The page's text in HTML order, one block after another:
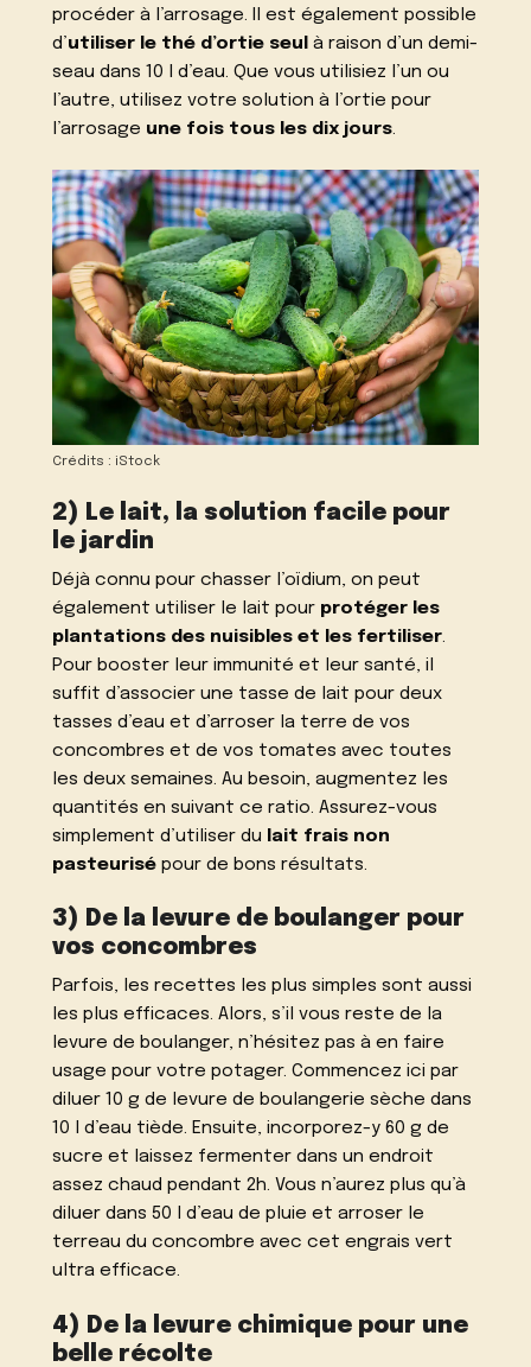
procéder à l’arrosage. Il est également possible
d’utiliser le thé d’ortie seul à raison d’un demi-
seau dans 10 l d’eau. Que vous utilisiez l’un ou
l’autre, utilisez votre solution à l’ortie pour
l’arrosage une fois tous les dix jours.
Crédits : iStock
2) Le lait, la solution facile pour
le jardin
Déjàconnu pour chasser l’oïdium, on peut
également utiliser le lait pour protéger les
plantations des nuisibles et les fertiliser.
Pour booster leur immunité et leur santé, il
suffit d’associer une tasse de lait pour deux
tasses d’eau et d’arroser la terre de vos
concombres et de vos tomates avec toutes
les deux semaines. Au besoin, augmentez les
quantités en suivant ce ratio. Assurez-vous
simplement d’utiliser du
lait frais non
pasteurisé pour de bons résultats.
3) De la levure de boulanger pour
vos concombres
Parfois, les recettes les plus simples sont aussi
les plus efficaces. Alors, s’il vous reste de la
levure de boulanger, n’hésitez pas à en faire
usage pour votre potager. Commencez ici par
diluer 10 g de levure de boulangerie sèche dans
10 l d’eau tiède. Ensuite, incorporez-y 60 g de
sucre et laissez fermenter dans un endroit
assez chaud pendant 2h. Vous n’aurez plus qu’à
diluer dans 50 l d’eau de pluie et arroser le
terreau du concombre avec cet engrais vert
ultra efficace.
4) De la levure chimique pour une
belle récolte